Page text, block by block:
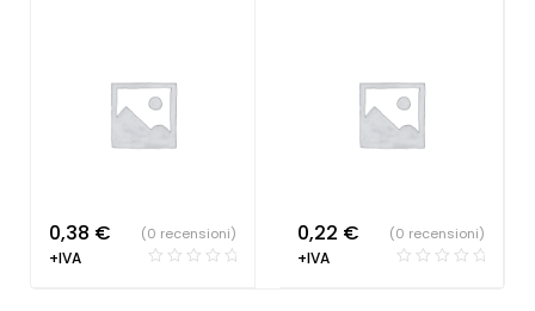
0,38 €
+IVA
(0 recensioni) 0,22 €
+IVA
(0 recensioni)